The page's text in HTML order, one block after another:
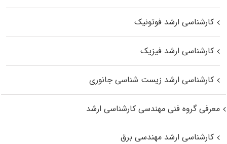
کارشناسی ارشد فوتونیک
کارشناسی ارشد فیزیک
کارشناسی ارشد زیست‌ شناسی جانوری
معرفی گروه فنی مهندسی کارشناسی ارشد
کارشناسی ارشد مهندسی برق